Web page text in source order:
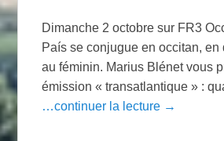
Dimanche 2 octobre sur FR3
País se conjugue en occitan, en
au féminin. Marius Blénet vous
émission « transatlantique » :
…continuer la lecture →